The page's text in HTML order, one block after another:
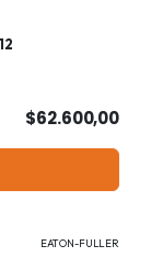
$62.600,00
EATON-FULLER